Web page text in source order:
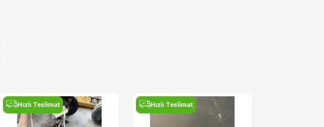
Hızlı Teslimat Hızlı Teslimat